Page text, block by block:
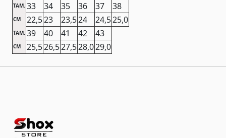
TAM. 33 34 35 36 37 38
CM 22,523 23,524 24,525,0
TAM. 39 40 41 42 43
CM 25,526,527,528,029,0